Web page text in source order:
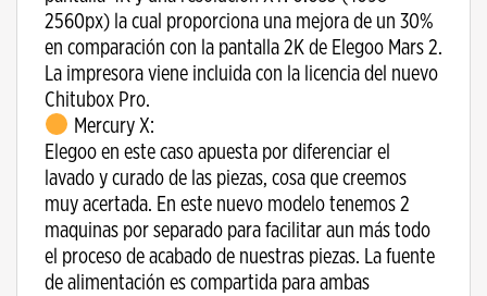
2560px) la cual proporciona una mejora de un 30%
en comparación con la pantalla 2K de Elegoo Mars 2.
La impresora viene incluida con la licencia del nuevo
Chitubox Pro.
Mercury X:
Elegoo en este caso apuesta por diferenciar el
lavado y curado de las piezas, cosa que creemos
muy acertada. En este nuevo modelo tenemos 2
maquinas por separado para facilitar aun más todo
el proceso de acabado de nuestras piezas. La fuente
de alimentación es compartida para ambas